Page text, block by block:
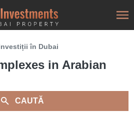
în Dubai
in Arabian
CAUTĂ